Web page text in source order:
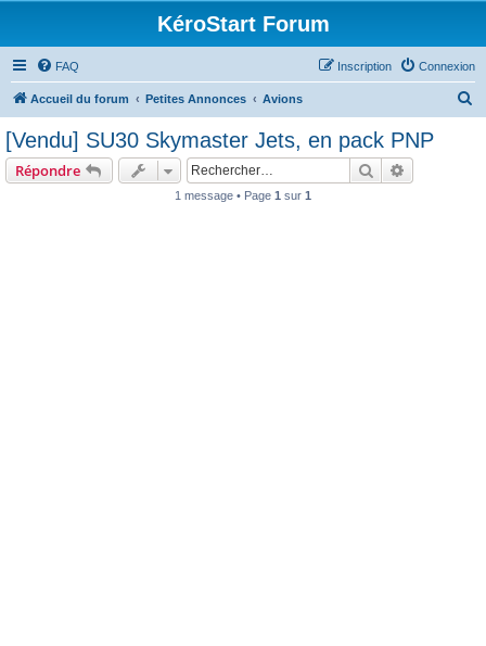
KéroStart Forum
FAQ Connexion
Inscription
Accueil du forum Petites Annonces Avions
[Vendu] SU30 Skymaster Jets, en pack PNP
Répondre Rechercher
1 message • Page 1 sur 1